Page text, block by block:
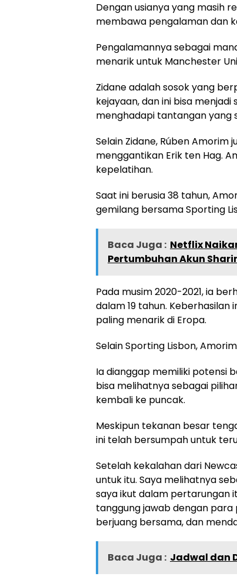
Dengan usianya yang masih
membawa pengalaman dan
Pengalamannya sebagai
menarik untuk Manchester
Zidane adalah sosok yang
kejayaan, dan ini bisa
menghadapi tantangan yang
Selain Zidane, Rúben
menggantikan Erik ten Hag.
kepelatihan.
Saat ini berusia 38 tahun,
gemilang bersama Sporting
Baca Juga : Netflix
Pertumbuhan Akun
Pada musim 2020-2021, ia
dalam 19 tahun.
paling menarik di Eropa.
Selain Sporting Lisbon,
Ia dianggap memiliki potensi
bisa melihatnya sebagai
kembali ke puncak.
Meskipun tekanan besar
ini telah bersumpah untuk
Setelah kekalahan dari
untuk itu. Saya melihatnya
saya ikut dalam pertarungan
tanggung jawab dengan
berjuang bersama, dan
Baca Juga : Jadwal dan